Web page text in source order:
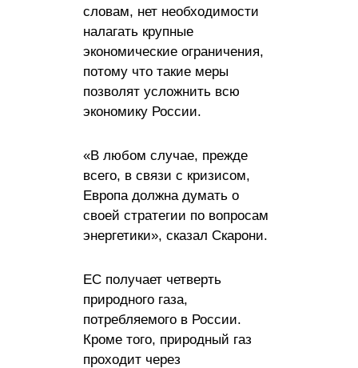
словам, нет необходимости
налагать крупные
экономические ограничения,
потому что такие меры
позволят усложнить всю
экономику России.
«В любом случае, прежде
всего, в связи с кризисом,
Европа должна думать о
своей стратегии по вопросам
энергетики», сказал Скарони.
ЕС получает четверть
природного газа,
потребляемого в России.
Кроме того, природный газ
проходит через